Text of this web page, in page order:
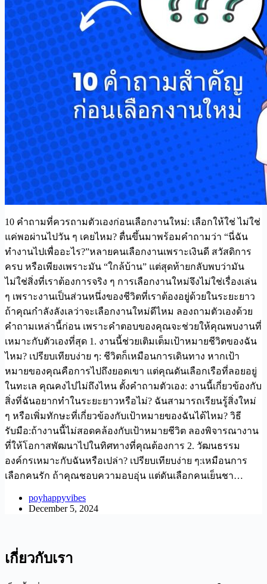
10 คำถามที่ควรถามตัวเองก่อนเลือกงานใหม่: เลือกให้ใช่ ไม่ใช่
แค่พอผ่านไปวัน ๆ เคยไหม? ตื่นขึ้นมาพร้อมคำถามว่า “นี่ฉัน
ทำงานไปเพื่ออะไร?”หลายคนเลือกงานเพราะเงินดี สวัสดิการ
ครบ หรือเพียงเพราะมัน “ใกล้บ้าน” แต่สุดท้ายกลับพบว่ามัน
ไม่ใช่สิ่งที่เราต้องการจริง ๆ การเลือกงานใหม่จึงไม่ใช่เรื่องเล่น
ๆ เพราะงานเป็นส่วนหนึ่งของชีวิตที่เราต้องอยู่ด้วยในระยะยาว
ถ้าคุณกำลังลังเลว่าจะเลือกงานใหม่ดีไหม ลองถามตัวเองด้วย
คำถามเหล่านี้ก่อน เพราะคำตอบของคุณจะช่วยให้คุณพบงานที่
เหมาะกับตัวเองที่สุด 1. งานนี้ช่วยเติมเต็มเป้าหมายชีวิตของฉัน
ไหม? เปรียบเทียบง่าย ๆ: ชีวิตก็เหมือนการเดินทาง หากเป้า
หมายของคุณคือการไปถึงยอดเขา แต่คุณดันเลือกเรือที่ลอยอยู่
ในทะเล คุณคงไปไม่ถึงไหน ตั้งคำถามตัวเอง: งานนี้เกี่ยวข้องกับ
สิ่งที่ฉันอยากทำในระยะยาวหรือไม่? ฉันสามารถเรียนรู้สิ่งใหม่
ๆ หรือเพิ่มทักษะที่เกี่ยวข้องกับเป้าหมายของฉันได้ไหม? วิธี
รับมือ:ถ้างานนี้ไม่สอดคล้องกับเป้าหมายชีวิต ลองพิจารณางาน
ที่ให้โอกาสพัฒนาไปในทิศทางที่คุณต้องการ 2. วัฒนธรรม
องค์กรเหมาะกับฉันหรือเปล่า? เปรียบเทียบง่าย ๆ:เหมือนการ
เลือกคนรัก ถ้าคุณชอบความอบอุ่น แต่ดันเลือกคนเย็นชา…
poyhappyvibes
December 5, 2024
เกี่ยวกับเรา